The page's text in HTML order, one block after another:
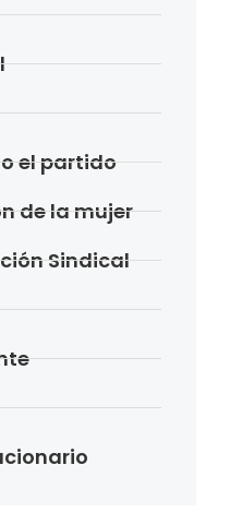
el partido
de la mujer
Sindical